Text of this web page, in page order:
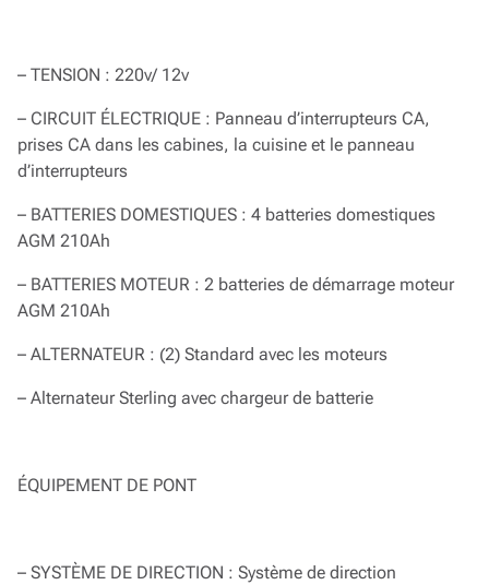
– TENSION : 220v/ 12v
– CIRCUIT ÉLECTRIQUE : Panneau d’interrupteurs CA,
prises CA dans les cabines, la cuisine et le panneau
d’interrupteurs
– BATTERIES DOMESTIQUES : 4 batteries domestiques
AGM 210Ah
– BATTERIES MOTEUR : 2 batteries de démarrage moteur
AGM 210Ah
– ALTERNATEUR : (2) Standard avec les moteurs
– Alternateur Sterling avec chargeur de batterie
ÉQUIPEMENT DE PONT
– SYSTÈME DE DIRECTION : Système de direction